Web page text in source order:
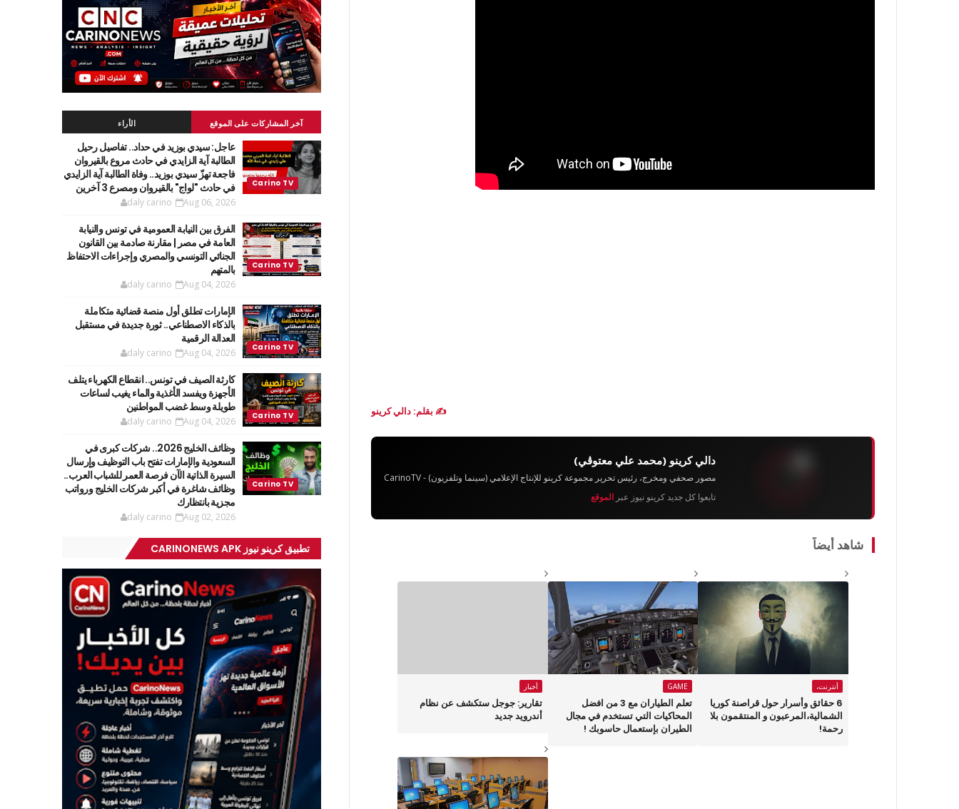
✍️ بقلم: دالي كرينو
دالي كرينو (محمد علي معتوڨي)
مصور صحفي ومخرج، رئيس تحرير مجموعة كرينو للإنتاج الإعلامي (سينما وتلفزيون) - CarinoTV
تابعوا كل جديد كرينو نيوز عبرالموقع
شاهد أيضاً
أنترنت،
6 حقائق وأسرار حول قراصنة كوريا
الشمالية،المرعبون و المنتقمون بلا
رحمة!
GAME
تعلم الطياران مع 3 من افضل
المحاكيات التي تستخدم في مجال
الطيران بإستعمال حاسوبك !
أخبار
تقارير: جوجل ستكشف عن نظام
أندرويد جديد
آخر المشاركات على الموقع الأراء
عاجل: سيدي بوزيد في حداد.. تفاصيل رحيل
الطالبة آية الزايدي في حادث مروع بالقيروان
فاجعة تهزّ سيدي بوزيد.. وفاة الطالبة آية الزايدي
في حادث "لواج" بالقيروان ومصرع 3 آخرين
daly carino Aug 06, 2026
الفرق بين النيابة العمومية في تونس والنيابة
العامة في مصر | مقارنة صادمة بين القانون
الجنائي التونسي والمصري وإجراءات الاحتفاظ
بالمتهم
daly carino Aug 04, 2026
الإمارات تطلق أول منصة قضائية متكاملة
بالذكاء الاصطناعي.. ثورة جديدة في مستقبل
العدالة الرقمية
daly carino Aug 04, 2026
كارثة الصيف في تونس.. انقطاع الكهرباء يتلف
الأجهزة ويفسد الأغذية والماء يغيب لساعات
طويلة وسط غضب المواطنين
daly carino Aug 04, 2026
وظائف الخليج 2026.. شركات كبرى في
السعودية والإمارات تفتح باب التوظيف وإرسال
السيرة الذاتية الآن فرصة العمر للشباب العرب..
وظائف شاغرة في أكبر شركات الخليج ورواتب
مجزية بانتظارك
daly carino Aug 02, 2026
تطبيق كرينو نيوز CARINONEWS APK